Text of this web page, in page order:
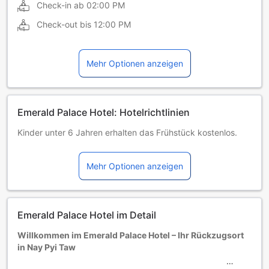
Check-in ab 02:00 PM
Check-out bis 12:00 PM
Mehr Optionen anzeigen
Emerald Palace Hotel: Hotelrichtlinien
Kinder unter 6 Jahren erhalten das Frühstück kostenlos.
pro Tag für das Frühstück berechnet.
Kinder ab 13 Jahren werden als Erwachsene angesehen.
Kinder und Zustellbetten
Kinder von 0 bis einschließlich 6 Jahren
benutzt.
Zimmerkategorie ab. Weitere Informationen entnehmen Sie
bitte der jeweiligen Zimmerbelegung.
Bei Buchung von mehr als 5 Zimmern könnten andere
Mehr Optionen anzeigen
Emerald Palace Hotel im Detail
Willkommen im Emerald Palace Hotel – Ihr Rückzugsort
in Nay Pyi Taw